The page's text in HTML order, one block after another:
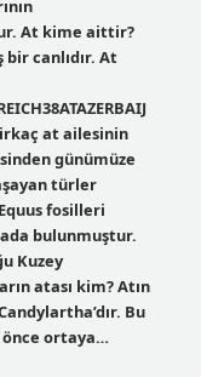
At kime aittir?
canlıdır. At
at ailesinin
günümüze
türler
fosilleri
bulunmuştur.
Kuzey
atası kim? Atın
Bu
önce ortaya…